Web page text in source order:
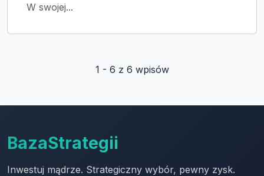
W swojej...
1 - 6 z 6 wpisów
BazaStrategii
Inwestuj mądrze. Strategiczny wybór, pewny zysk.